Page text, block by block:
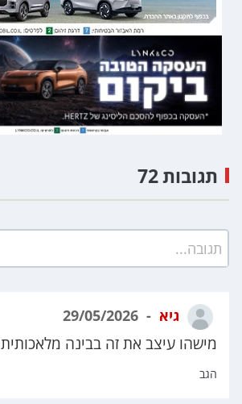
תגובה...
גיא
מישהו עיצב את זה בבינה מלאכותית
הגב